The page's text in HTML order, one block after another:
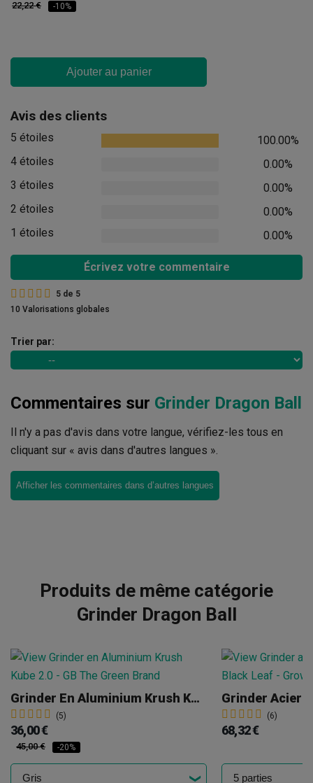
22,22 € -10%
Ajouter au panier
Avis des clients
5 étoiles
100.00%
4 étoiles
0.00%
3 étoiles
0.00%
2 étoiles
0.00%
1 étoiles
0.00%
Écrivez votre commentaire
5 de 5
10 Valorisations globales
Trier par:
Commentaires sur Grinder Dragon Ball
Il n'y a pas d'avis dans votre langue, vérifiez-les tous en
cliquant sur « avis dans d'autres langues ».
Afficher les commentaires dans d’autres langues
Produits de même catégorie
Grinder Dragon Ball
Grinder En Aluminium Krush Kube 2.0
(5)
36,00 €
45,00 € -20%
(6)
68,32 €